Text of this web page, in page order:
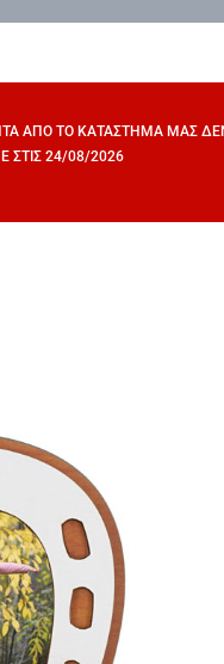
ΑΠΌ ΤΟ ΚΑΤΆΣΤΗΜΆ ΜΑΣ
ΣΤΙΣ 24/08/2026